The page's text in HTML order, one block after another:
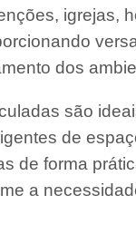
igrejas,
dos
são
de
de forma
a